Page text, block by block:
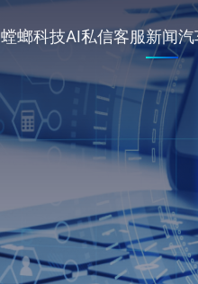
螳螂科技AI私信客服新闻汽